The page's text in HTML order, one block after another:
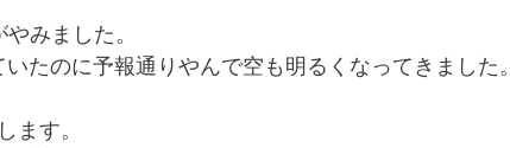
みました。
たのに予報通りやんで空も明るくなってきました。
ます。